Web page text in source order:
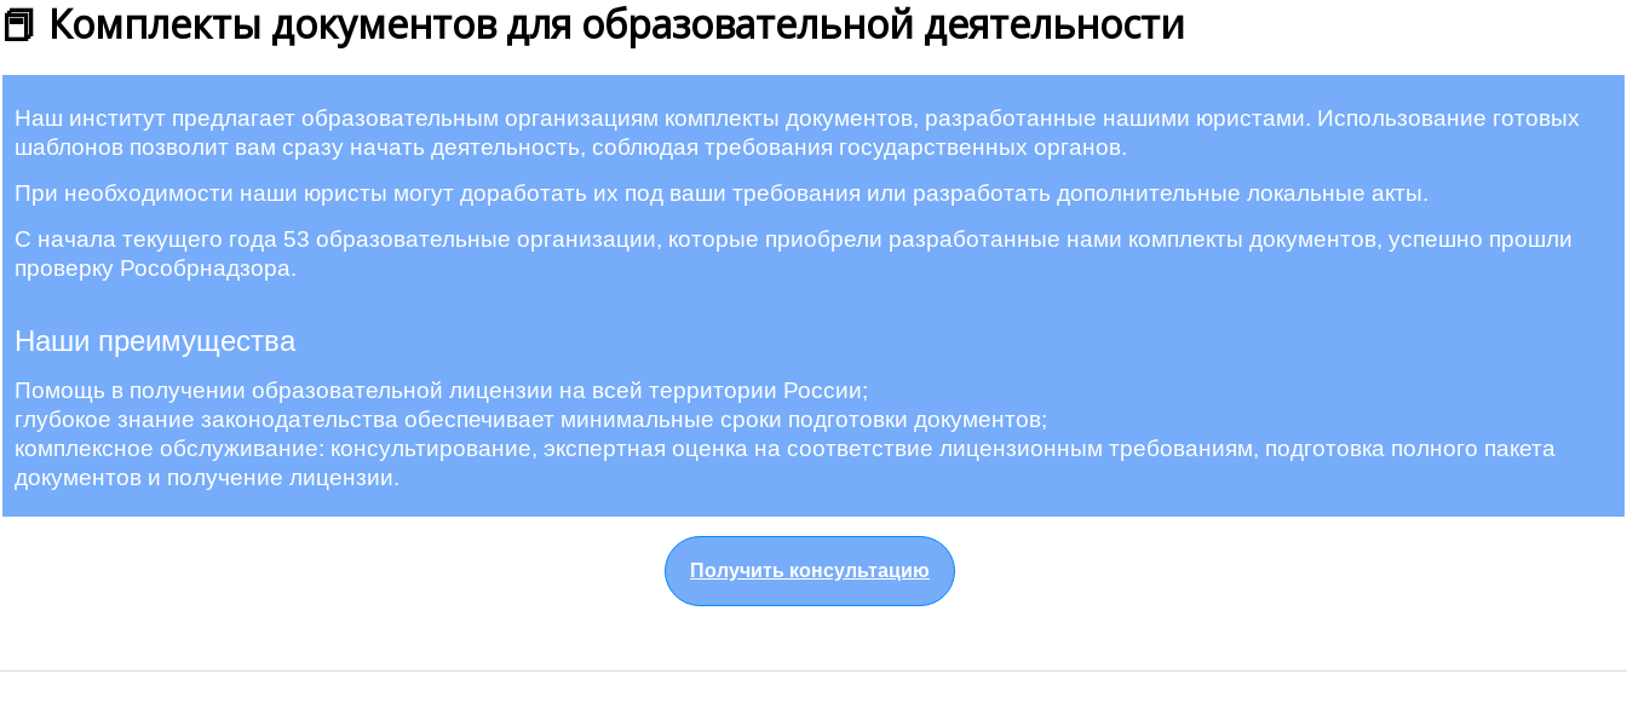
📕 Комплекты документов для образовательной деятельности
Наш институт предлагает образовательным организациям комплекты документов, разработанные нашими юристами. Использование готовых
шаблонов позволит вам сразу начать деятельность, соблюдая требования государственных органов.
При необходимости наши юристы могут доработать их под ваши требования или разработать дополнительные локальные акты.
С начала текущего года 53 образовательные организации, которые приобрели разработанные нами комплекты документов, успешно прошли
проверку Рособрнадзора.
Наши преимущества
Помощь в получении образовательной лицензии на всей территории России;
глубокое знание законодательства обеспечивает минимальные сроки подготовки документов;
комплексное обслуживание: консультирование, экспертная оценка на соответствие лицензионным требованиям, подготовка полного пакета
документов и получение лицензии.
Получить консультацию